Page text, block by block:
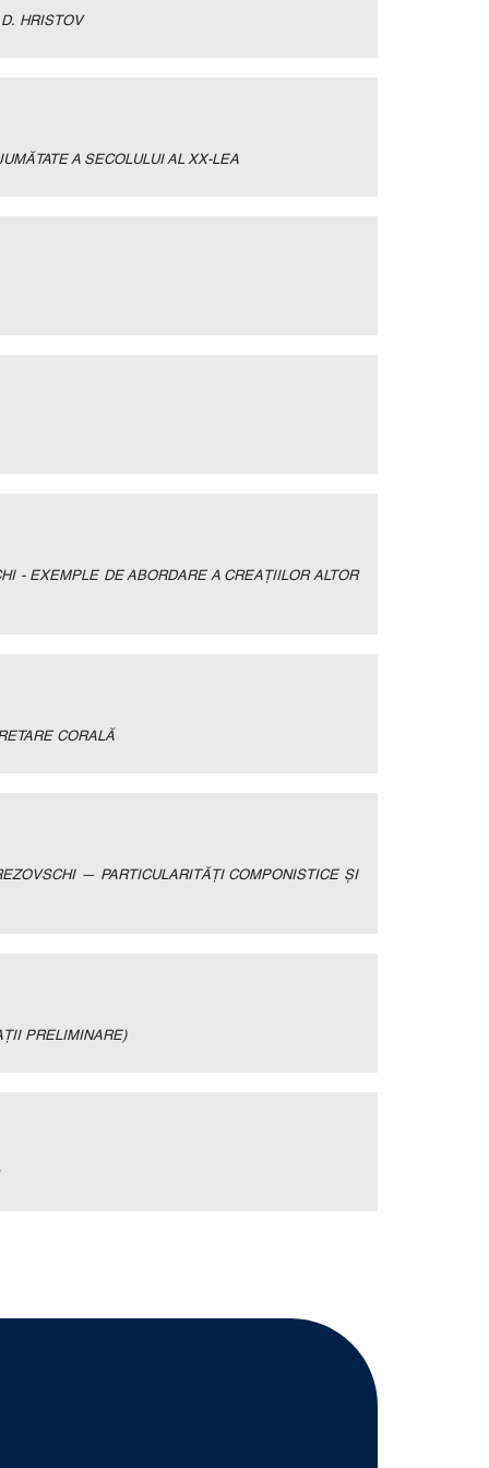
HRISTOV
A SECOLULUI AL XX-LEA
- EXEMPLE DE ABORDARE A CREAŢIILOR ALTOR
CORALĂ
— PARTICULARITĂȚI COMPONISTICE ȘI
PRELIMINARE)